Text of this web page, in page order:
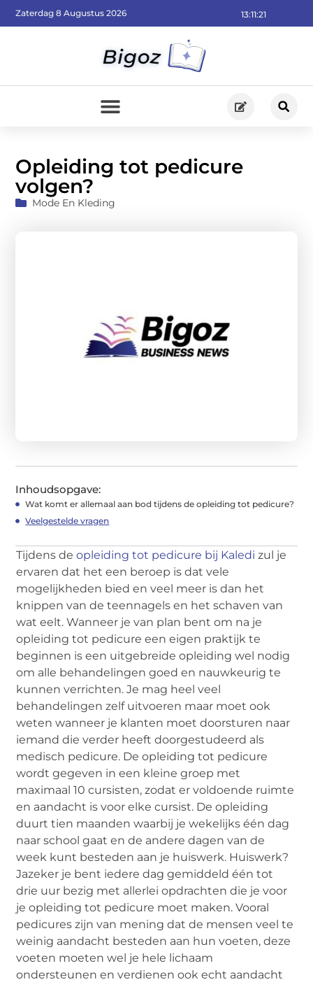
13:11:22
Zaterdag 8 Augustus 2026
Opleiding tot pedicure
volgen?
Mode En Kleding
Inhoudsopgave:
Wat komt er allemaal aan bod tijdens de opleiding tot pedicure?
Veelgestelde vragen
Tijdens deopleiding tot pedicure bij Kaledi zul je
ervaren dat het een beroep is dat vele
mogelijkheden bied en veel meer is dan het
knippen van de teennagels en het schaven van
wat eelt. Wanneer je van plan bent om na je
opleiding tot pedicure een eigen praktijk te
beginnen is een uitgebreide opleiding wel nodig
om alle behandelingen goed en nauwkeurig te
kunnen verrichten. Je mag heel veel
behandelingen zelf uitvoeren maar moet ook
weten wanneer je klanten moet doorsturen naar
iemand die verder heeft doorgestudeerd als
medisch pedicure. De opleiding tot pedicure
wordt gegeven in een kleine groep met
maximaal 10 cursisten, zodat er voldoende ruimte
en aandacht is voor elke cursist. De opleiding
duurt tien maanden waarbij je wekelijks één dag
naar school gaat en de andere dagen van de
week kunt besteden aan je huiswerk. Huiswerk?
Jazeker je bent iedere dag gemiddeld één tot
drie uur bezig met allerlei opdrachten die je voor
je opleiding tot pedicure moet maken. Vooral
pedicures zijn van mening dat de mensen veel te
weinig aandacht besteden aan hun voeten, deze
voeten moeten wel je hele lichaam
ondersteunen en verdienen ook echt aandacht